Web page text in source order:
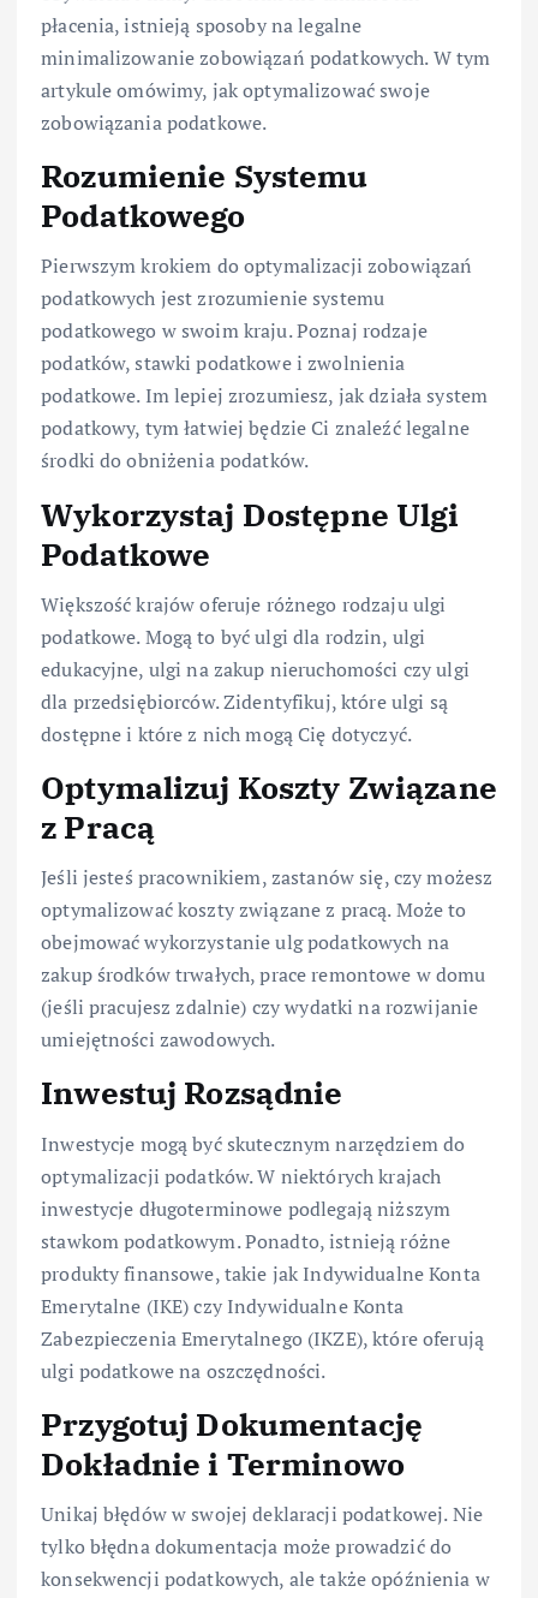
płacenia, istnieją sposoby na legalne
minimalizowanie zobowiązań podatkowych. W tym
artykule omówimy, jak optymalizować swoje
zobowiązania podatkowe.
Rozumienie Systemu
Podatkowego
Pierwszym krokiem do optymalizacji zobowiązań
podatkowych jest zrozumienie systemu
podatkowego w swoim kraju. Poznaj rodzaje
podatków, stawki podatkowe i zwolnienia
podatkowe. Im lepiej zrozumiesz, jak działa system
podatkowy, tym łatwiej będzie Ci znaleźć legalne
środki do obniżenia podatków.
Wykorzystaj Dostępne Ulgi
Podatkowe
Większość krajów oferuje różnego rodzaju ulgi
podatkowe. Mogą to być ulgi dla rodzin, ulgi
edukacyjne, ulgi na zakup nieruchomości czy ulgi
dla przedsiębiorców. Zidentyfikuj, które ulgi są
dostępne i które z nich mogą Cię dotyczyć.
Optymalizuj Koszty Związane
z Pracą
Jeśli jesteś pracownikiem, zastanów się, czy możesz
optymalizować koszty związane z pracą. Może to
obejmować wykorzystanie ulg podatkowych na
zakup środków trwałych, prace remontowe w domu
(jeśli pracujesz zdalnie) czy wydatki na rozwijanie
umiejętności zawodowych.
Inwestuj Rozsądnie
Inwestycje mogą być skutecznym narzędziem do
optymalizacji podatków. W niektórych krajach
inwestycje długoterminowe podlegają niższym
stawkom podatkowym. Ponadto, istnieją różne
produkty finansowe, takie jak Indywidualne Konta
Emerytalne (IKE) czy Indywidualne Konta
Zabezpieczenia Emerytalnego (IKZE), które oferują
ulgi podatkowe na oszczędności.
Przygotuj Dokumentację
Dokładnie i Terminowo
Unikaj błędów w swojej deklaracji podatkowej. Nie
tylko błędna dokumentacja może prowadzić do
konsekwencji podatkowych, ale także opóźnienia w